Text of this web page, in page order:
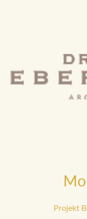
Projekt